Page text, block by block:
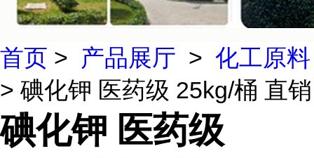
首页 > 产品展厅 > 化工原料
> 碘化钾 医药级 25kg/桶 直销
碘化钾 医药级